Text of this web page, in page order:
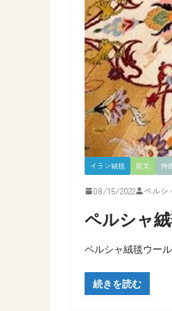
イラン絨毯 前文 特
08/15/2022 ペルシ
ペルシャ
ペルシャ絨毯ウー
続きを読む